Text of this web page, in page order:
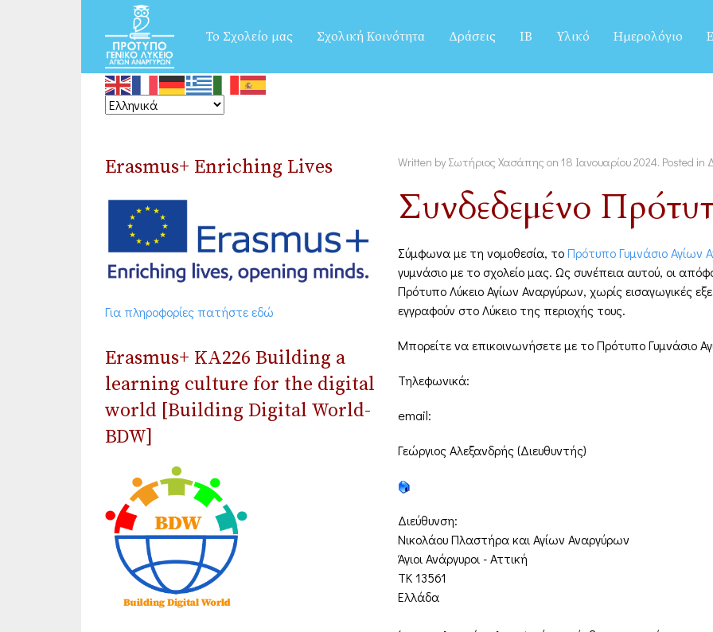
Το Σχολείο μας Σχολική Κοινότητα Δράσεις IB Υλικό Ημερολόγιο
Erasmus+ Enriching Lives
Για πληροφορίες πατήστε εδώ
Erasmus+ ΚΑ226 Building a
learning culture for the digital
world [Building Digital World-
BDW]
Written by Σωτήριος Χασάπης on 18 Ιανουαρίου 2024. Posted in
Συνδεδεμένο
Σύμφωνα με τη νομοθεσία, τοΠρότυπο Γυμνάσιο Αγίων
γυμνάσιο με το σχολείο μας. Ως συνέπεια αυτού, οι
Πρότυπο Λύκειο Αγίων Αναργύρων, χωρίς εισαγωγικές
εγγραφούν στο Λύκειο της περιοχής τους.
Μπορείτε να επικοινωνήσετε με το Πρότυπο Γυμνάσιο
Τηλεφωνικά:
email:
Γεώργιος Αλεξανδρής (Διευθυντής)
Διεύθυνση:
Νικολάου Πλαστήρα και Αγίων Αναργύρων
Άγιοι Ανάργυροι - Αττική
ΤΚ 13561
Ελλάδα